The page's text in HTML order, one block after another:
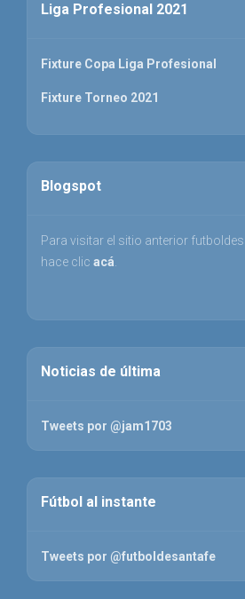
Liga Profesional 2021
Fixture Copa Liga Profesional
Fixture Torneo 2021
Blogspot
Para visitar el sitio anterior
hace clic acá
Noticias de última
Tweets por @jam1703
Fútbol al instante
Tweets por @futboldesantafe